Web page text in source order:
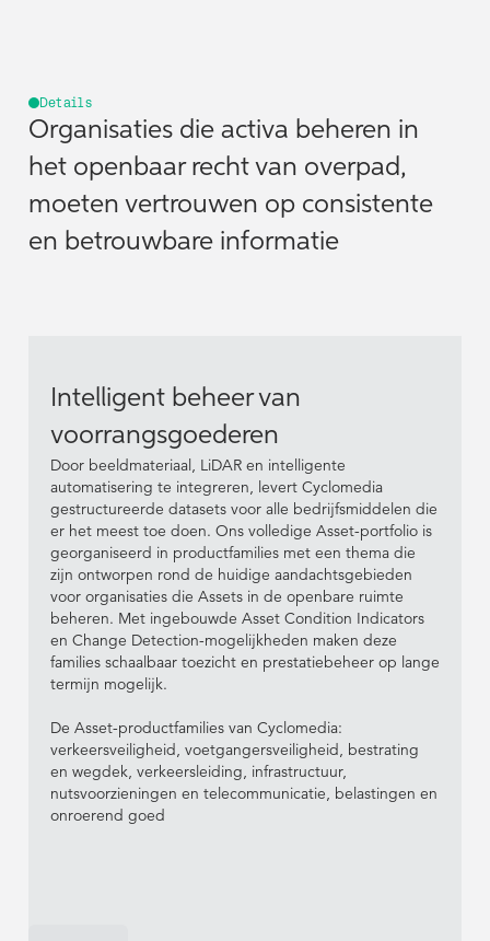
Details
Organisaties die activa beheren in
het openbaar recht van overpad,
moeten vertrouwen op consistente
en betrouwbare informatie
Intelligent beheer van
voorrangsgoederen
Door beeldmateriaal, LiDAR en intelligente
automatisering te integreren, levert Cyclomedia
gestructureerde datasets voor alle bedrijfsmiddelen die
er het meest toe doen. Ons volledige Asset-portfolio is
georganiseerd in productfamilies met een thema die
zijn ontworpen rond de huidige aandachtsgebieden
voor organisaties die Assets in de openbare ruimte
beheren. Met ingebouwde Asset Condition Indicators
en Change Detection-mogelijkheden maken deze
families schaalbaar toezicht en prestatiebeheer op lange
termijn mogelijk.
De Asset-productfamilies van Cyclomedia:
verkeersveiligheid, voetgangersveiligheid, bestrating
en wegdek, verkeersleiding, infrastructuur,
nutsvoorzieningen en telecommunicatie, belastingen en
onroerend goed